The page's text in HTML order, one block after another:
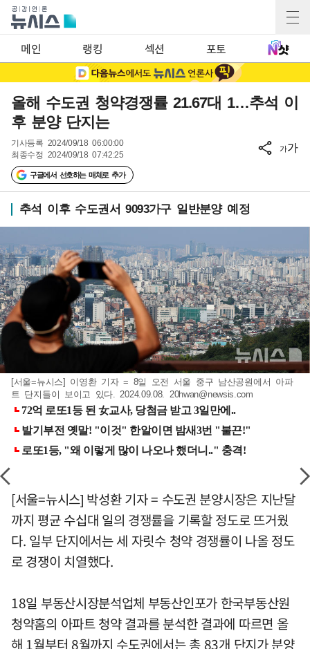
메인 랭킹 섹션 포토
올해 수도권 청약경쟁률 21.67대 1…추석 이
후 분양 단지는
기사등록 2024/09/18 06:00:00
최종수정 2024/09/18 07:42:25
구글에서 선호하는 매체로 추가
가가
추석 이후 수도권서 9093가구 일반분양 예정
[서울=뉴시스] 이영환 기자 = 8일 오전 서울 중구 남산공원에서 아파
트 단지들이 보이고 있다. 2024.09.08. 20hwan@newsis.com
[서울=뉴시스] 박성환 기자 = 수도권 분양시장은 지난달
까지 평균 수십대 일의 경쟁률을 기록할 정도로 뜨거웠
다. 일부 단지에서는 세 자릿수 청약 경쟁률이 나올 정도
로 경쟁이 치열했다.
18일 부동산시장분석업체 부동산인포가 한국부동산원
청약홈의 아파트 청약 결과를 분석한 결과에 따르면 올
해 1월부터 8월까지 수도권에서는 총 83개 단지가 분양